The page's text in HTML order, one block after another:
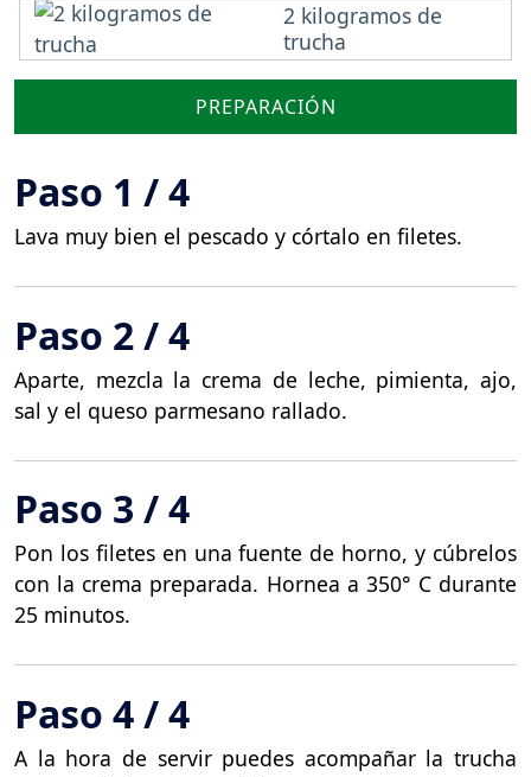
2 kilogramos de
trucha
PREPARACIÓN
Paso 1 / 4
Lava muy bien el pescado y córtalo en filetes.
Paso 2 / 4
Aparte, mezcla la crema de leche, pimienta, ajo,
sal y el queso parmesano rallado.
Paso 3 / 4
Pon los filetes en una fuente de horno, y cúbrelos
con la crema preparada. Hornea a 350° C durante
25 minutos.
Paso 4 / 4
A la hora de servir puedes acompañar la trucha